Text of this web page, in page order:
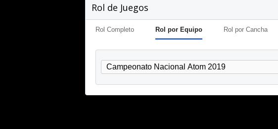
Rol de Juegos
Rol Completo Rol por Equipo Rol por Cancha